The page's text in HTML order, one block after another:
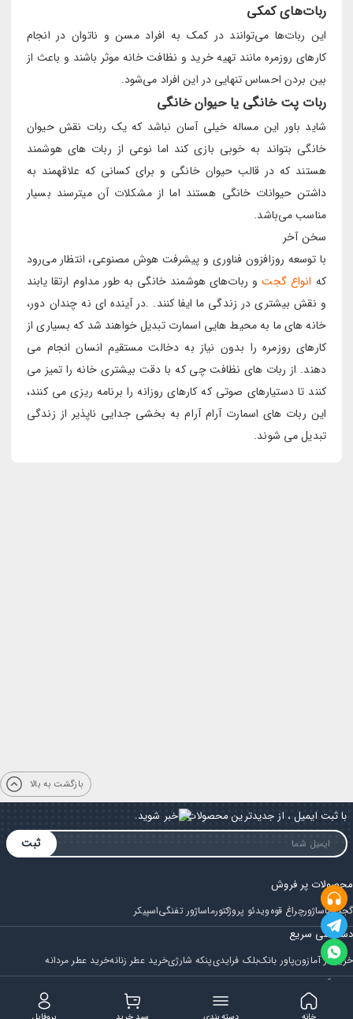
ربات‌های کمکی
این ربات‌ها می‌توانند در کمک به افراد مسن و ناتوان در انجام
کارهای روزمره مانند تهیه خرید و نظافت خانه موثر باشند و باعث از
بین بردن احساس تنهایی در این افراد می‌شود.
ربات پت خانگی یا حیوان خانگی
شاید باور این مساله خیلی آسان نباشد که یک ربات نقش حیوان
خانگی بتواند به خوبی بازی کند اما نوعی از ربات های هوشمند
هستند که در قالب حیوان خانگی و برای کسانی که علاقهمند به
داشتن حیوانات خانگی هستند اما از مشکلات آن میترسند بسیار
مناسب می‌باشد.
سخن آخر
با توسعه روزافزون فناوری و پیشرفت هوش مصنوعی، انتظار می‌رود
که انواع گجتو ربات‌های هوشمند خانگی به طور مداوم ارتقا یابند
و نقش بیشتری در زندگی ما ایفا کنند. .در آینده ای نه چندان دور،
خانه های ما به محیط هایی اسمارت تبدیل خواهند شد که بسیاری از
کارهای روزمره را بدون نیاز به دخالت مستقیم انسان انجام می
دهند. از ربات های نظافت چی که با دقت بیشتری خانه را تمیز می
کنند تا دستیارهای صوتی که کارهای روزانه را برنامه ریزی می کنند،
این ربات های اسمارت آرام آرام به بخشی جدایی ناپذیر از زندگی
تبدیل می شوند.
بازگشت به بالا
با ثبت ایمیل ، از جدیدترین محصولات باخبر شوید.
ثبت
محصولات پر فروش
گجتماساژورچراغ قوهویدئو پروژکتورماساژور تفنگیاسپیکر
دسترسی سریع
خرید از آمازونپاور بانکبلک فرایدیپنکه شارژیخرید عطر زنانهخرید عطر مردانه
فروشگاه
مجله ایران بابا قوانین و مقررات سوالات متداول